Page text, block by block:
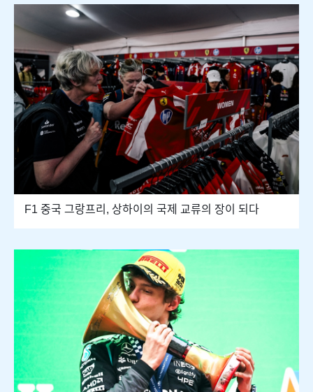
F1 중국 그랑프리, 상하이의 국제 교류의 장이 되다